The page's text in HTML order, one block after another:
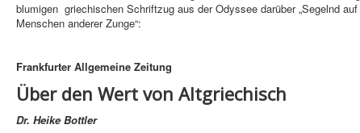
blumigen griechischen Schriftzug aus der Odyssee darüber „Segelnd
Menschen anderer Zunge“:
Frankfurter Allgemeine Zeitung
Über den Wert von Altgriechisch
Dr. Heike Bottler